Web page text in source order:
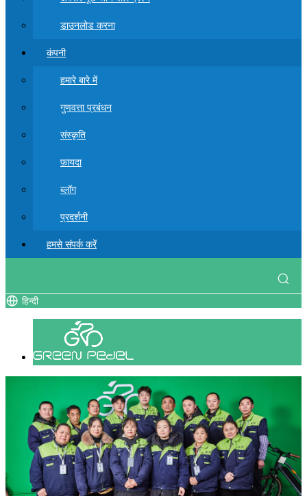
डाउनलोड करना
कंपनी
हमारे बारे में
गुणवत्ता प्रबंधन
संस्कृति
फ़ायदा
ब्लॉग
प्रदर्शनी
हमसे संपर्क करें
हिन्दी